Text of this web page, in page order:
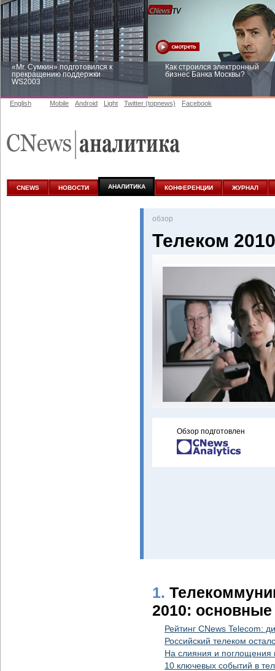
«Mr. Сумкин» подготовился к
прекращению поддержки
WS2003
Как строился электронный
бизнес Банка Москвы?
аналитике
English Mobile Android Light Twitter (topnews) Facebook
CNEWS НОВОСТИ АНАЛИТИКА КОНФЕРЕНЦИИ ЖУРНАЛ
oбзор
Телеком 2010
Обзор подготовлен
1.
2010: основные
Рейтинг CNews Telecom:
Российский телеком
На слияния и поглощения
10 ключевых событий в